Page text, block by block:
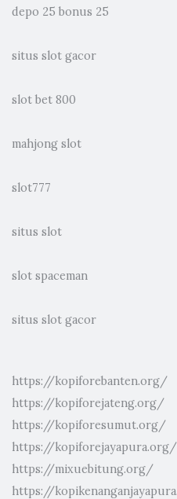
depo 25 bonus 25
situs slot gacor
slot bet 800
mahjong slot
slot777
situs slot
slot spaceman
situs slot gacor
https://kopiforebanten.org/
https://kopiforejateng.org/
https://kopiforesumut.org/
https://kopiforejayapura.org/
https://mixuebitung.org/
https://